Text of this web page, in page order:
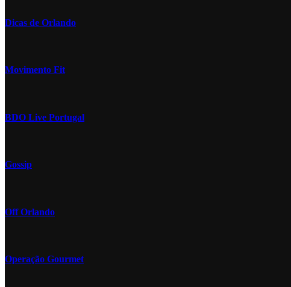
Dicas de Orlando
Movimento Fit
BDO Live Portugal
Gossip
Off Orlando
Operação Gourmet